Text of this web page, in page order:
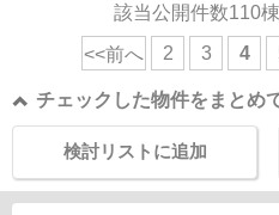
該当公開件数110
<<前へ 2 3 4
チェックした物件をまとめ
検討リストに追加